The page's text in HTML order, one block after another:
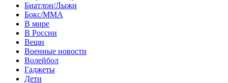
Биатлон/Лыжи
Бокс/MMA
В мире
В России
Вещи
Военные новости
Волейбол
Гаджеты
Дети